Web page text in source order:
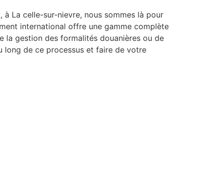
à La celle-sur-nievre, nous sommes là pour
international offre une gamme complète
la gestion des formalités douanières ou de
long de ce processus et faire de votre